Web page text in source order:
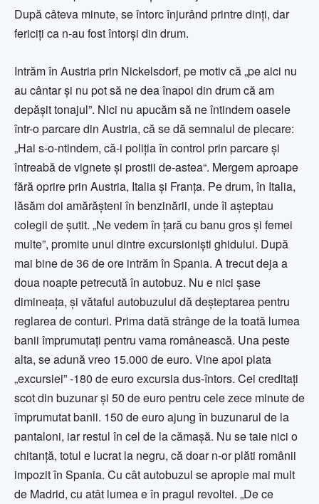
După câteva minute, se întorc înjurând printre dinţi, dar
fericiţi ca n-au fost întorşi din drum.
Intrăm în Austria prin Nickelsdorf, pe motiv că „pe aici nu
au cântar şi nu pot să ne dea înapoi din drum că am
depăşit tonajul”. Nici nu apucăm să ne întindem oasele
într-o parcare din Austria, că se dă semnalul de plecare:
„Hai s-o-ntindem, că-i poliţia în control prin parcare şi
întreabă de vignete şi prostii de-astea“. Mergem aproape
fără oprire prin Austria, Italia şi Franţa. Pe drum, în Italia,
lăsăm doi amărăşteni în benzinării, unde îi aşteptau
colegii de şutit. „Ne vedem în ţară cu banu gros şi femei
multe”, promite unul dintre excursionişti ghidului. După
mai bine de 36 de ore intrăm în Spania. A trecut deja a
doua noapte petrecută în autobuz. Nu e nici şase
dimineaţa, şi vătaful autobuzului dă deşteptarea pentru
reglarea de conturi. Prima dată strânge de la toată lumea
banii împrumutaţi pentru vama românească. Una peste
alta, se adună vreo 15.000 de euro. Vine apoi plata
„excursiei” -180 de euro excursia dus-întors. Cei creditaţi
scot din buzunar şi 50 de euro pentru cele zece minute de
împrumutat banii. 150 de euro ajung în buzunarul de la
pantaloni, iar restul în cel de la cămaşă. Nu se taie nici o
chitanţă, totul e lucrat la negru, că doar n-or plăti românii
impozit în Spania. Cu cât autobuzul se apropie mai mult
de Madrid, cu atât lumea e în pragul revoltei. „De ce